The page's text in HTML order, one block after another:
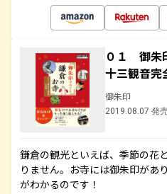
０１ 御朱
十三観音
御朱印
2019.08.07 発
鎌倉の観光といえば、季節の花
りません。お寺には御朱印があ
がわかるのです！